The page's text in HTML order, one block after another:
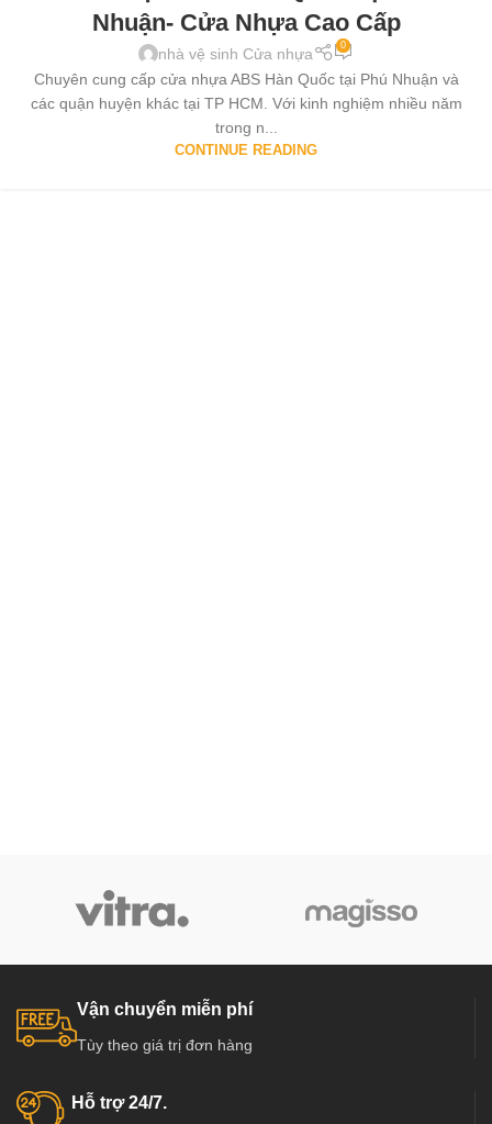
Nhuận- Cửa Nhựa Cao Cấp
nhà vệ sinh Cửa nhựa 0
Chuyên cung cấp cửa nhựa ABS Hàn Quốc tại Phú Nhuận và
các quận huyện khác tại TP HCM. Với kinh nghiệm nhiều năm
trong n...
CONTINUE READING
Vận chuyển miễn phí
Tùy theo giá trị đơn hàng
Hỗ trợ 24/7.